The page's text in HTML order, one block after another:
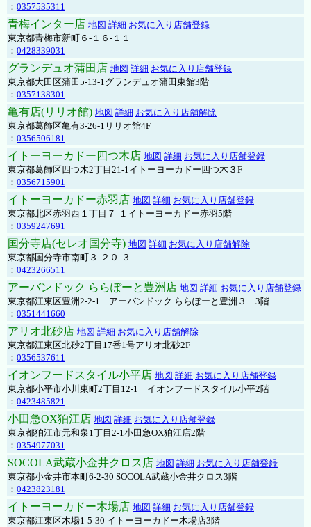
： 0357535311
青梅インター店 地図 詳細 お気に入り店舗登録
東京都青梅市新町６-１６-１１
： 0428339031
グランデュオ蒲田店 地図 詳細 お気に入り店舗登録
東京都大田区蒲田5-13-1グランデュオ蒲田東館3階
： 0357138301
亀有店(リリオ館) 地図 詳細 お気に入り店舗解除
東京都葛飾区亀有3-26-1リリオ館4F
： 0356506181
イトーヨーカドー四つ木店 地図 詳細 お気に入り店舗登録
東京都葛飾区四つ木2丁目21-1イトーヨーカドー四つ木３F
： 0356715901
イトーヨーカドー赤羽店 地図 詳細 お気に入り店舗登録
東京都北区赤羽西１丁目７-１イトーヨーカドー赤羽5階
： 0359247691
国分寺店(セレオ国分寺) 地図 詳細 お気に入り店舗解除
東京都国分寺市南町３-２０-３
： 0423266511
アーバンドック ららぽーと豊洲店 地図 詳細 お気に入り店舗登録
東京都江東区豊洲2-2-1 アーバンドック ららぽーと豊洲３ 3階
： 0351441660
アリオ北砂店 地図 詳細 お気に入り店舗解除
東京都江東区北砂2丁目17番1号アリオ北砂2F
： 0356537611
イオンフードスタイル小平店 地図 詳細 お気に入り店舗登録
東京都小平市小川東町2丁目12-1 イオンフードスタイル小平2階
： 0423485821
小田急OX狛江店 地図 詳細 お気に入り店舗登録
東京都狛江市元和泉1丁目2-1小田急OX狛江店2階
： 0354977031
SOCOLA武蔵小金井クロス店 地図 詳細 お気に入り店舗登録
東京都小金井市本町6-2-30 SOCOLA武蔵小金井クロス3階
： 0423823181
イトーヨーカドー木場店 地図 詳細 お気に入り店舗登録
東京都江東区木場1-5-30 イトーヨーカドー木場店3階